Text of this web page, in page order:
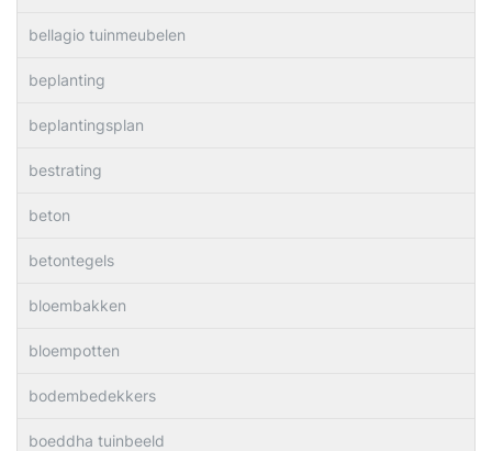
bellagio tuinmeubelen
beplanting
beplantingsplan
bestrating
beton
betontegels
bloembakken
bloempotten
bodembedekkers
boeddha tuinbeeld